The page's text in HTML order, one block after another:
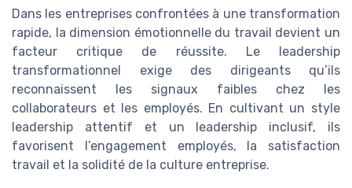
Dans les entreprises confrontées à une transformation
rapide, la dimension émotionnelle du travail devient un
facteur critique de réussite. Le leadership
transformationnel exige des dirigeants qu’ils
reconnaissent les signaux faibles chez les
collaborateurs et les employés. En cultivant un style
leadership attentif et un leadership inclusif, ils
favorisent l’engagement employés, la satisfaction
travail et la solidité de la culture entreprise.